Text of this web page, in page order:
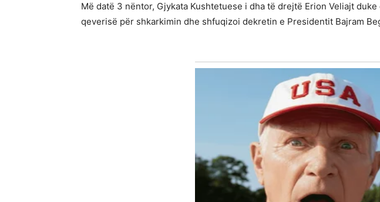
Më datë 3 nëntor, Gjykata Kushtetuese i dha të drejtë Erion Veliajt
qeverisë për shkarkimin dhe shfuqizoi dekretin e Presidentit Bajram